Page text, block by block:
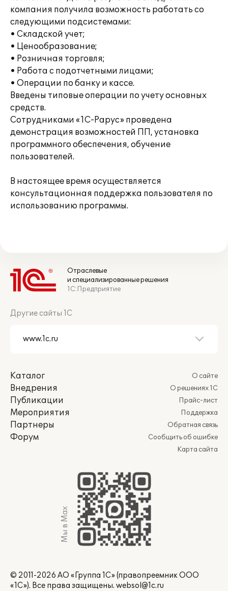
компания получила возможность работать со
следующими подсистемами:
• Складской учет;
• Ценообразование;
• Розничная торговля;
• Работа с подотчетными лицами;
• Операции по банку и кассе.
Введены типовые операции по учету основных
средств.
Сотрудниками «1С-Рарус» проведена
демонстрация возможностей ПП, установка
программного обеспечения, обучение
пользователей.
В настоящее время осуществляется
консультационная поддержка пользователя по
использованию программы.
Отраслевые
и специализированные решения
1С:Предприятие
Другие сайты 1С
Каталог
Внедрения
Публикации
Мероприятия
Партнеры
Форум
О сайте
О решениях 1С
Прайс-лист
Поддержка
Обратная связь
Сообщить об ошибке
Карта сайта
Мы в Max
© 2011-2026 АО «Группа 1С» (правопреемник ООО
«1С»). Все права защищены. websol@1c.ru